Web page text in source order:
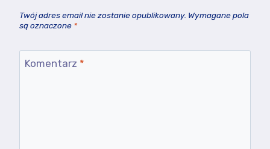
Twój adres email nie zostanie opublikowany. Wymagane pola
są oznaczone *
Komentarz *